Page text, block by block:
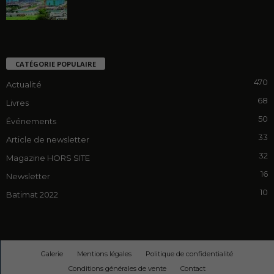
CATÉGORIE POPULAIRE
Actualité 470
Livres 68
Événements 50
Article de newsletter 33
Magazine HORS SITE 32
Newsletter 16
Batimat 2022 10
Galerie Mentions légales
Politique de confidentialité
Conditions générales de vente
Contact